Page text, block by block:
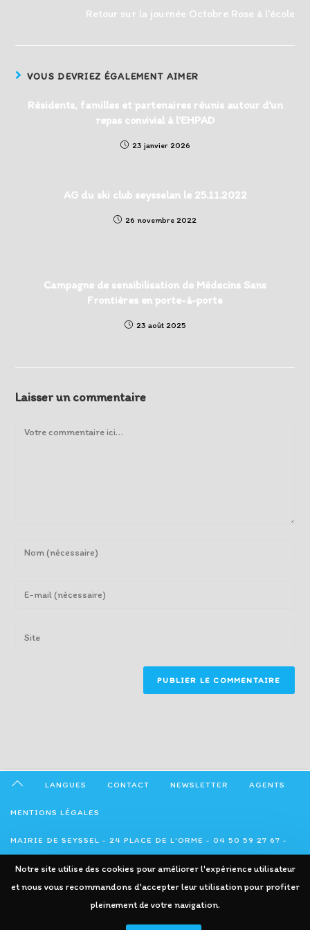
Retour sur la journée Octobre Rose à l’école
VOUS DEVRIEZ ÉGALEMENT AIMER
Résidents, familles et partenaires réunis autour d’un
repas convivial à l’EHPAD
23 janvier 2026
AG du ski club seysselan le 25.11.2022
26 novembre 2022
Campagne de sensibilisation de Médecins Sans
Frontières en porte-à-porte
23 août 2025
Laisser un commentaire
Comment
or
address
LANGUES CONTACT NEWSLETTER AGENTS
MENTIONS LÉGALES
MAIRIE DE SEYSSEL - 24 PLACE DE L'ORME - 04 50 59 27 67 -
ADMINISTRATION@SEYSSEL74.FR
Notre site utilise des cookies pour améliorer l'expérience utilisateur
et nous vous recommandons d'accepter leur utilisation pour profiter
pleinement de votre navigation.